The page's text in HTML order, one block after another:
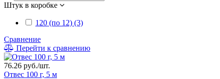
Штук в коробке
120 (по 12) (3)
Сравнение
Перейти к сравнению
76.26 руб./шт.
Отвес 100 г, 5 м